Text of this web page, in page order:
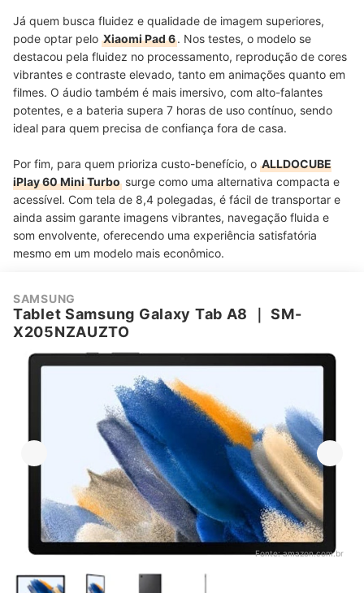
Já quem busca fluidez e qualidade de imagem superiores,
pode optar pelo Xiaomi Pad 6. Nos testes, o modelo se
destacou pela fluidez no processamento, reprodução de cores
vibrantes e contraste elevado, tanto em animações quanto em
filmes. O áudio também é mais imersivo, com alto-falantes
potentes, e a bateria supera 7 horas de uso contínuo, sendo
ideal para quem precisa de confiança fora de casa.
Por fim, para quem prioriza custo-benefício, o ALLDOCUBE
iPlay 60 Mini Turbo surge como uma alternativa compacta e
acessível. Com tela de 8,4 polegadas, é fácil de transportar e
ainda assim garante imagens vibrantes, navegação fluida e
som envolvente, oferecendo uma experiência satisfatória
mesmo em um modelo mais econômico.
SAMSUNG
Tablet Samsung Galaxy Tab A8 ｜SM-
X205NZAUZTO
Fonte:amazon.com.br